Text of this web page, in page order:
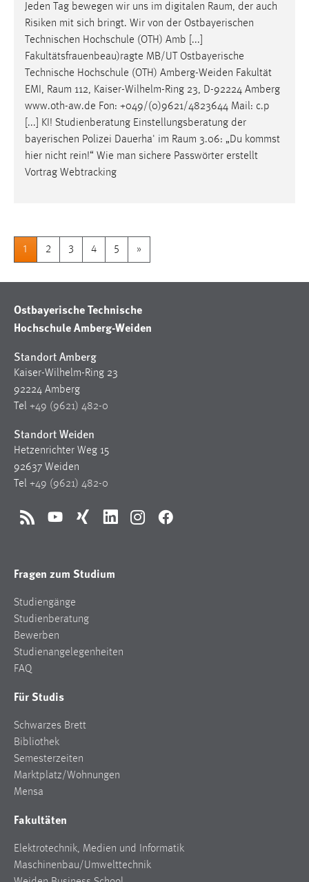
Jeden Tag bewegen wir uns im digitalen Raum, der auch
Risiken mit sich bringt. Wir von der Ostbayerischen
Technischen Hochschule (OTH) Amb [...]
Fakultätsfrauenbeau)ragte MB/UT Ostbayerische
Technische Hochschule (OTH) Amberg-Weiden Fakultät
EMI, Raum 112, Kaiser-Wilhelm-Ring 23, D-92224 Amberg
www.oth-aw.de Fon: +049/(0)9621/4823644 Mail: c.p
[...] KI! Studienberatung Einstellungsberatung der
bayerischen Polizei Dauerha' im Raum 3.06: „Du kommst
hier nicht rein!“ Wie man sichere Passwörter erstellt
Vortrag Webtracking
1 2 3 4 5 »
Ostbayerische Technische
Hochschule Amberg-Weiden
Standort Amberg
Kaiser-Wilhelm-Ring 23
92224 Amberg
Tel +49 (9621) 482-0
Standort Weiden
Hetzenrichter Weg 15
92637 Weiden
Tel +49 (9621) 482-0
RSS YouTubeXing LinkedInInstagramFacebook
Fragen zum Studium
Studiengänge
Studienberatung
Bewerben
Studienangelegenheiten
FAQ
Für Studis
Schwarzes Brett
Bibliothek
Semesterzeiten
Marktplatz/Wohnungen
Mensa
Fakultäten
Elektrotechnik, Medien und Informatik
Maschinenbau/Umwelttechnik